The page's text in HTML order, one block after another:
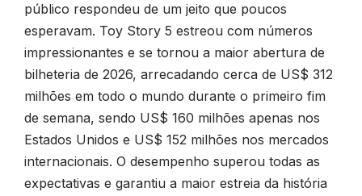
público respondeu de um jeito que poucos
esperavam. Toy Story 5 estreou com números
impressionantes e se tornou a maior abertura de
bilheteria de 2026, arrecadando cerca de US$ 312
milhões em todo o mundo durante o primeiro fim
de semana, sendo US$ 160 milhões apenas nos
Estados Unidos e US$ 152 milhões nos mercados
internacionais. O desempenho superou todas as
expectativas e garantiu a maior estreia da história